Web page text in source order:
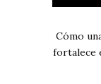
Cómo
fortalece